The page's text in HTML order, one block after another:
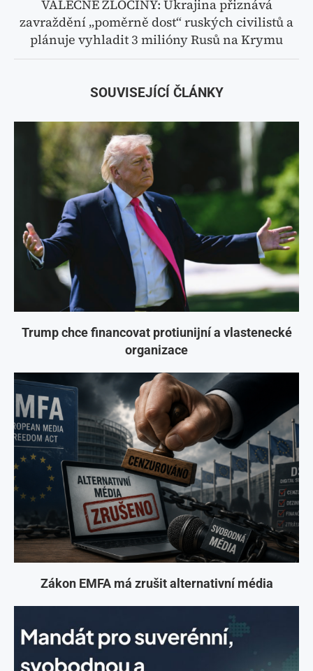
VÁLEČNÉ ZLOČINY: Ukrajina přiznává
zavraždění „poměrně dost“ ruských civilistů a
plánuje vyhladit 3 milióny Rusů na Krymu
SOUVISEJÍCÍ ČLÁNKY
Trump chce financovat protiunijní a vlastenecké
organizace
Zákon EMFA má zrušit alternativní média